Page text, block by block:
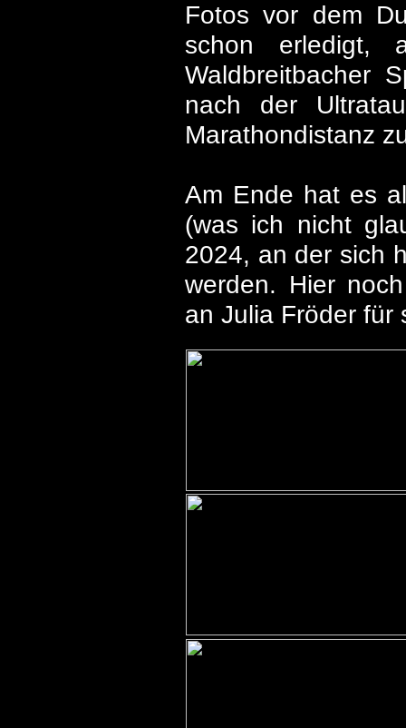
Fotos vor dem
schon
Waldbreitbacher
nach der
Marathondistanz
Am Ende hat es
(was ich nicht
2024, an der sich
werden. Hier
an Julia Fröder für